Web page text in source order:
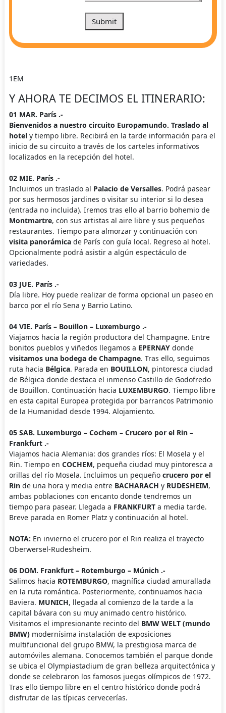
1EM
Y AHORA TE DECIMOS EL ITINERARIO:
01 MAR. París .-
Bienvenidos a nuestro circuito Europamundo. Traslado al
hotely tiempo libre. Recibirá en la tarde información para el
inicio de su circuito a través de los carteles informativos
localizados en la recepción del hotel.
02 MIE. París .-
Incluimos un traslado al Palacio de Versalles. Podrá pasear
por sus hermosos jardines o visitar su interior si lo desea
(entrada no incluida). Iremos tras ello al barrio bohemio de
Montmartre, con sus artistas al aire libre y sus pequeños
restaurantes. Tiempo para almorzar y continuación con
visita panorámicade París con guía local. Regreso al hotel.
Opcionalmente podrá asistir a algún espectáculo de
variedades.
03 JUE. París .-
Día libre. Hoy puede realizar de forma opcional un paseo en
barco por el río Sena y Barrio Latino.
04 VIE. París – Bouillon – Luxemburgo .-
Viajamos hacia la región productora del Champagne. Entre
bonitos pueblos y viñedos llegamos a EPERNAYdonde
visitamos una bodega de Champagne. Tras ello, seguimos
ruta hacia Bélgica. Parada en BOUILLON, pintoresca ciudad
de Bélgica donde destaca el inmenso Castillo de Godofredo
de Bouillon. Continuación hacia LUXEMBURGO. Tiempo libre
en esta capital Europea protegida por barrancos Patrimonio
de la Humanidad desde 1994. Alojamiento.
05 SAB. Luxemburgo – Cochem – Crucero por el Rin –
Frankfurt .-
Viajamos hacia Alemania: dos grandes ríos: El Mosela y el
Rin. Tiempo en COCHEM, pequeña ciudad muy pintoresca a
orillas del río Mosela. Incluimos un pequeño crucero por el
Rinde una hora y media entre BACHARACH y RUDESHEIM,
ambas poblaciones con encanto donde tendremos un
tiempo para pasear. Llegada a FRANKFURTa media tarde.
Breve parada en Romer Platz y continuación al hotel.
NOTA: En invierno el crucero por el Rin realiza el trayecto
Oberwersel-Rudesheim.
06 DOM. Frankfurt – Rotemburgo – Múnich .-
Salimos hacia ROTEMBURGO, magnífica ciudad amurallada
en la ruta romántica. Posteriormente, continuamos hacia
Baviera. MUNICH, llegada al comienzo de la tarde a la
capital bávara con su muy animado centro histórico.
Visitamos el impresionante recinto del BMW WELT (mundo
BMW)modernísima instalación de exposiciones
multifuncional del grupo BMW, la prestigiosa marca de
automóviles alemana. Conocemos también el parque donde
se ubica el Olympiastadium de gran belleza arquitectónica y
donde se celebraron los famosos juegos olímpicos de 1972.
Tras ello tiempo libre en el centro histórico donde podrá
disfrutar de las típicas cervecerías.